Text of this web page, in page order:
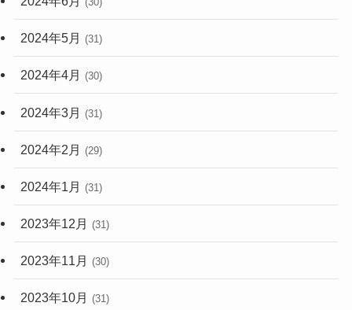
2024年5月 (31)
2024年4月 (30)
2024年3月 (31)
2024年2月 (29)
2024年1月 (31)
2023年12月 (31)
2023年11月 (30)
2023年10月 (31)